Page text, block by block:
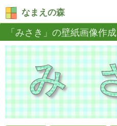
なまえの森
「みさき」の壁紙画像作成